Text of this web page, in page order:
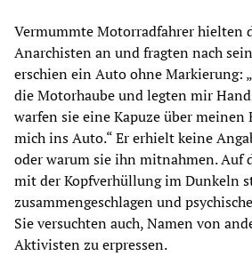
Vermummte Motorradfahrer hielten
Anarchisten an und fragten nach
erschien ein Auto ohne Markierung:
die Motorhaube und legten mir
warfen sie eine Kapuze über meinen
mich ins Auto.“ Er erhielt keine
oder warum sie ihn mitnahmen. Auf
mit der Kopfverhüllung im Dunkeln
zusammengeschlagen und
Sie versuchten auch, Namen von
Aktivisten zu erpressen.